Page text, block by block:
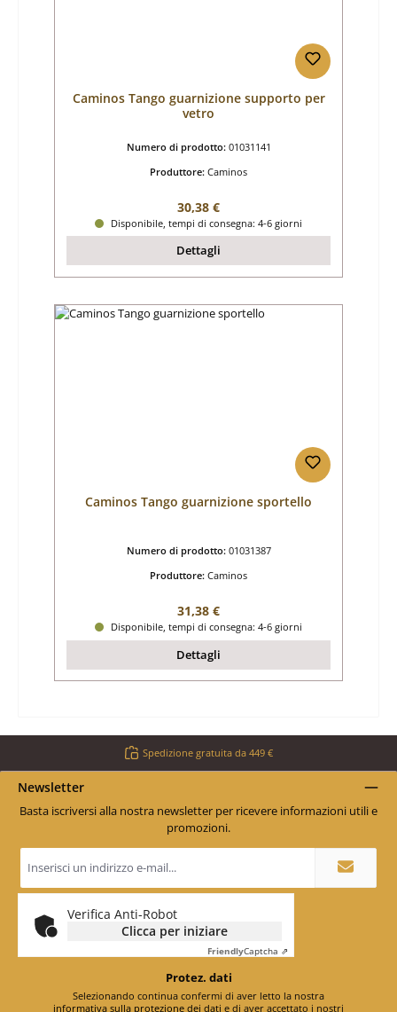
Caminos Tango guarnizione supporto per
vetro
Numero di prodotto: 01031141
Produttore: Caminos
Prezzo normale:
30,38 €
Disponibile, tempi di consegna: 4-6 giorni
Dettagli
Caminos Tango guarnizione sportello
Numero di prodotto: 01031387
Produttore: Caminos
Prezzo normale:
31,38 €
Disponibile, tempi di consegna: 4-6 giorni
Dettagli
Spedizione gratuita da 449 €
Newsletter
Basta iscriversi alla nostra newsletter per ricevere informazioni utili e
promozioni.
Indirizzo
e-
*
Verifica Anti-Robot
Clicca per iniziare
FriendlyCaptcha ⇗
Protez. dati
informativa sulla protezione dei dati